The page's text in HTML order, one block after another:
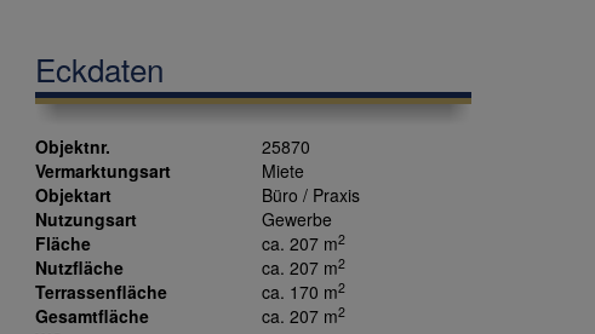
Eckdaten
Objektnr.
25870
Vermarktungsart
Miete
Objektart
Büro / Praxis
Nutzungsart
Gewerbe
Fläche
ca. 207 m2
Nutzfläche ca. 207 m2
Terrassenfläche ca. 170 m2
Gesamtfläche ca. 207 m2